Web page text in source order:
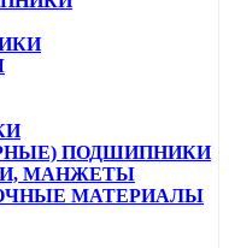
ПОДШИПНИКИ
МАНЖЕТЫ
МАТЕРИАЛЫ